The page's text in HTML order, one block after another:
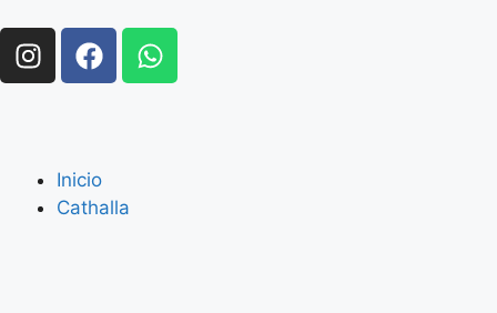
Inicio
Cathalla